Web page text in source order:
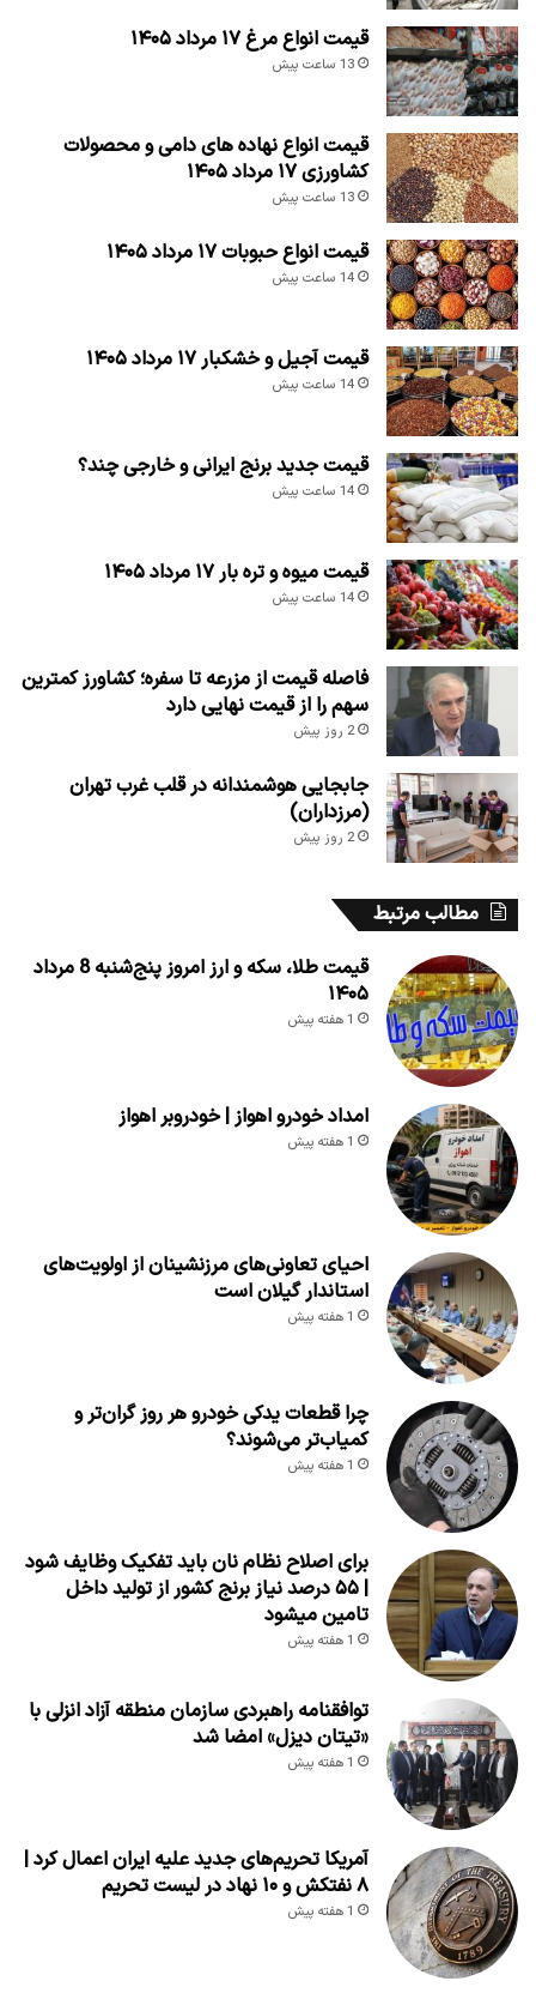
قیمت انواع مرغ ۱۷ مرداد ۱۴۰۵
13 ساعت پیش
قیمت انواع نهاده های دامی و محصولات
کشاورزی ۱۷ مرداد ۱۴۰۵
13 ساعت پیش
قیمت انواع حبوبات ۱۷ مرداد ۱۴۰۵
14 ساعت پیش
قیمت آجیل و خشکبار ۱۷ مرداد ۱۴۰۵
14 ساعت پیش
قیمت جدید برنج ایرانی و خارجی چند؟
14 ساعت پیش
قیمت میوه و تره بار ۱۷ مرداد ۱۴۰۵
14 ساعت پیش
فاصله قیمت از مزرعه تا سفره؛ کشاورز کمترین
سهم را از قیمت نهایی دارد
2 روز پیش
جابجایی هوشمندانه در قلب غرب تهران
(مرزداران)
2 روز پیش
مطالب مرتبط
قیمت طلا، سکه و ارز امروز پنج‌شنبه 8 مرداد
۱۴۰۵
1 هفته پیش
امداد خودرو اهواز | خودروبر اهواز
1 هفته پیش
احیای تعاونی‌های مرزنشینان از اولویت‌های
استاندار گیلان است
1 هفته پیش
چرا قطعات یدکی خودرو هر روز گران‌تر و
کمیاب‌تر می‌شوند؟
1 هفته پیش
برای اصلاح نظام نان باید تفکیک وظایف شود
| ۵۵ درصد نیاز برنج کشور از تولید داخل
تامین میشود
1 هفته پیش
توافقنامه راهبردی سازمان منطقه آزاد انزلی با
«تیتان دیزل» امضا شد
1 هفته پیش
آمریکا تحریم‌های جدید علیه ایران اعمال کرد |
۸ نفتکش و ۱۰ نهاد در لیست تحریم
1 هفته پیش